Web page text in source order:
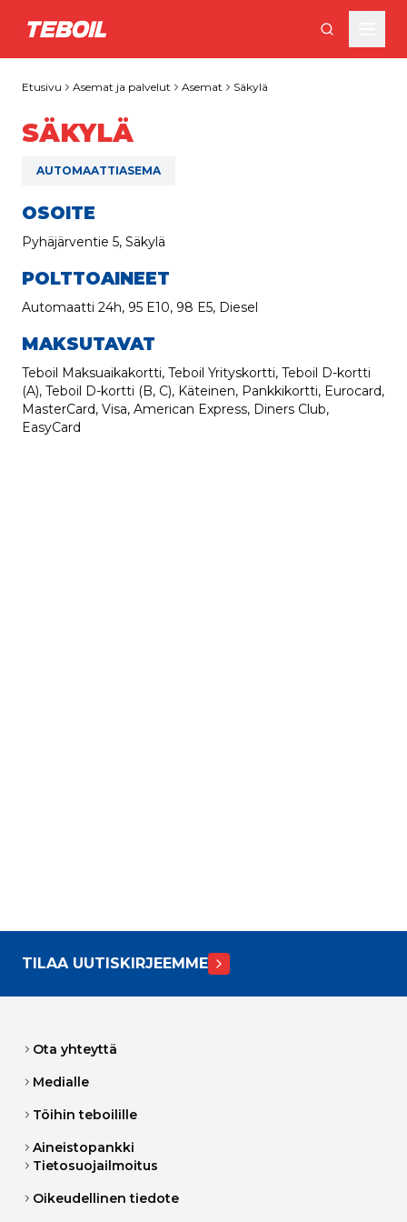
Siirry pääsisältöön
Etusivu Asemat ja palvelut Asemat Säkylä
SÄKYLÄ
AUTOMAATTIASEMA
OSOITE
Pyhäjärventie 5, Säkylä
POLTTOAINEET
Automaatti 24h, 95 E10, 98 E5, Diesel
MAKSUTAVAT
Teboil Maksuaikakortti, Teboil Yrityskortti, Teboil D-kortti
(A), Teboil D-kortti (B, C), Käteinen, Pankkikortti, Eurocard,
MasterCard, Visa, American Express, Diners Club,
EasyCard
TILAA UUTISKIRJEEMME
Ota yhteyttä
Medialle
Töihin teboilille
Aineistopankki
Tietosuojailmoitus
Oikeudellinen tiedote